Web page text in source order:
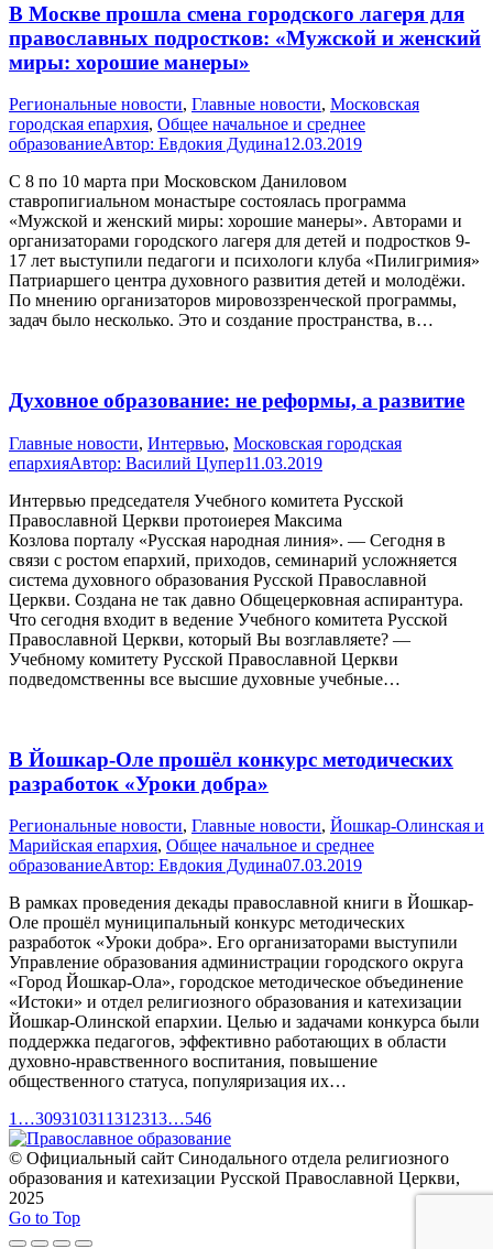
В Москве прошла смена городского лагеря для
православных подростков: «Мужской и женский
миры: хорошие манеры»
Pегиональные новости, Главные новости, Московская
городская епархия, Общее начальное и среднее
образованиеАвтор: Евдокия Дудина12.03.2019
С 8 по 10 марта при Московском Даниловом
ставропигиальном монастыре состоялась программа
«Мужской и женский миры: хорошие манеры». Авторами и
организаторами городского лагеря для детей и подростков 9-
17 лет выступили педагоги и психологи клуба «Пилигримия»
Патриаршего центра духовного развития детей и молодёжи.
По мнению организаторов мировоззренческой программы,
задач было несколько. Это и создание пространства, в…
Духовное образование: не реформы, а развитие
Главные новости, Интервью, Московская городская
епархияАвтор: Василий Цупер11.03.2019
Интервью председателя Учебного комитета Русской
Православной Церкви протоиерея Максима
Козлова порталу «Русская народная линия». — Сегодня в
связи с ростом епархий, приходов, семинарий усложняется
система духовного образования Русской Православной
Церкви. Создана не так давно Общецерковная аспирантура.
Что сегодня входит в ведение Учебного комитета Русской
Православной Церкви, который Вы возглавляете? —
Учебному комитету Русской Православной Церкви
подведомственны все высшие духовные учебные…
В Йошкар-Оле прошёл конкурс методических
разработок «Уроки добра»
Pегиональные новости, Главные новости, Йошкар-Олинская и
Марийская епархия, Общее начальное и среднее
образованиеАвтор: Евдокия Дудина07.03.2019
В рамках проведения декады православной книги в Йошкар-
Оле прошёл муниципальный конкурс методических
разработок «Уроки добра». Его организаторами выступили
Управление образования администрации городского округа
«Город Йошкар-Ола», городское методическое объединение
«Истоки» и отдел религиозного образования и катехизации
Йошкар-Олинской епархии. Целью и задачами конкурса были
поддержка педагогов, эффективно работающих в области
духовно-нравственного воспитания, повышение
общественного статуса, популяризация их…
1 …309310311312313…546
© Официальный сайт Синодального отдела религиозного
образования и катехизации Русской Православной Церкви,
2025
Go to Top